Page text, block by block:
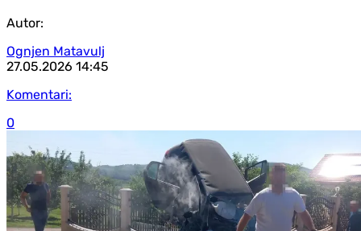
Autor:
Ognjen Matavulj
27.05.2026 14:45
Komentari:
0